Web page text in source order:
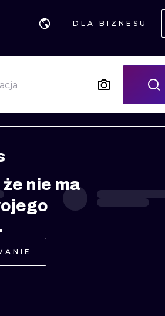
DLA BIZNESU
GEOMETRYCZNE
IGNORANT
KONTURY
DOTWORK
nie ma